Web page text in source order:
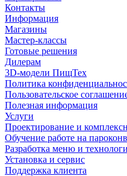
Контакты
Информация
Магазины
Мастер-классы
Готовые решения
Дилерам
3D-модели ПищТех
Политика
Пользовательское
Полезная информация
Услуги
Проектирование и
Обучение работе на
Разработка меню и
Установка и сервис
Поддержка клиента